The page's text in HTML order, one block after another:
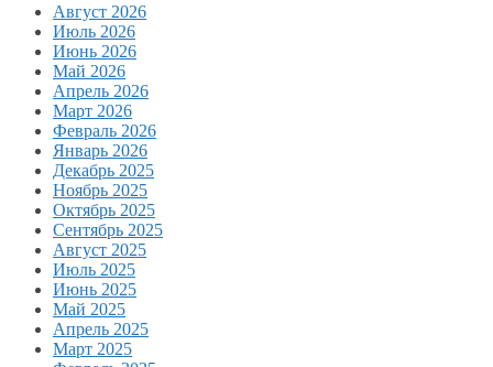
Август 2026
Июль 2026
Июнь 2026
Май 2026
Апрель 2026
Март 2026
Февраль 2026
Январь 2026
Декабрь 2025
Ноябрь 2025
Октябрь 2025
Сентябрь 2025
Август 2025
Июль 2025
Июнь 2025
Май 2025
Апрель 2025
Март 2025